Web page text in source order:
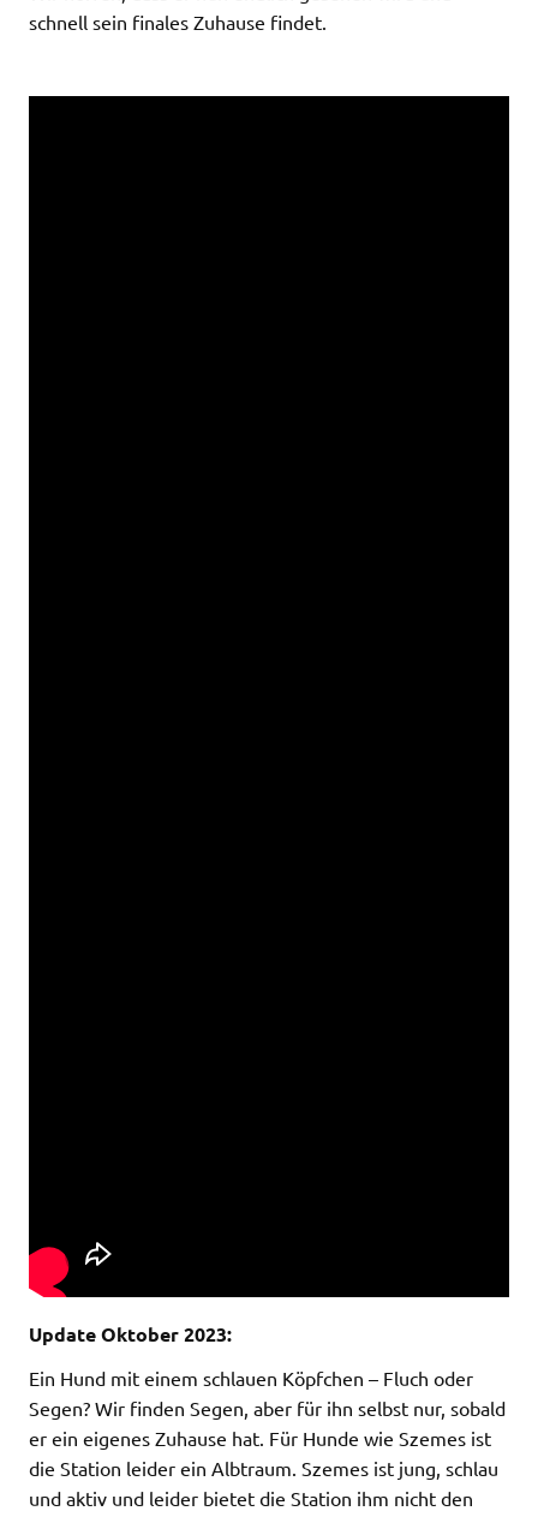
schnell sein finales Zuhause findet.
Update Oktober 2023:
Ein Hund mit einem schlauen Köpfchen – Fluch oder
Segen? Wir finden Segen, aber für ihn selbst nur, sobald
er ein eigenes Zuhause hat. Für Hunde wie Szemes ist
die Station leider ein Albtraum. Szemes ist jung, schlau
und aktiv und leider bietet die Station ihm nicht den